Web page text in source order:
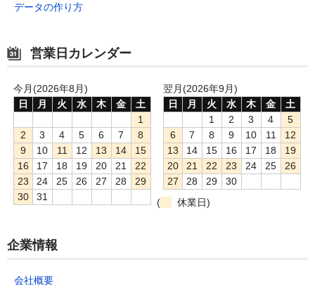
データの作り方
営業日カレンダー
今月(2026年8月)
日
月 火 水 木 金
土
1
2
3 4 5 6 7
8
9
10 11 12 13 14
15
16
17 18 19 20 21
22
23
24 25 26 27 28
29
30
31
翌月(2026年9月)
日
月 火 水 木 金
土
1
2 3 4
5
6
7 8 9 10 11
12
13
14 15 16 17 18
19
20
21 22 23 24 25
26
27
28 29
30
(
休業日)
企業情報
会社概要